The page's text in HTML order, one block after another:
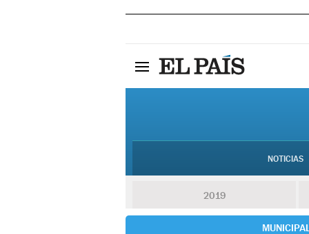
NOTICIAS
2019